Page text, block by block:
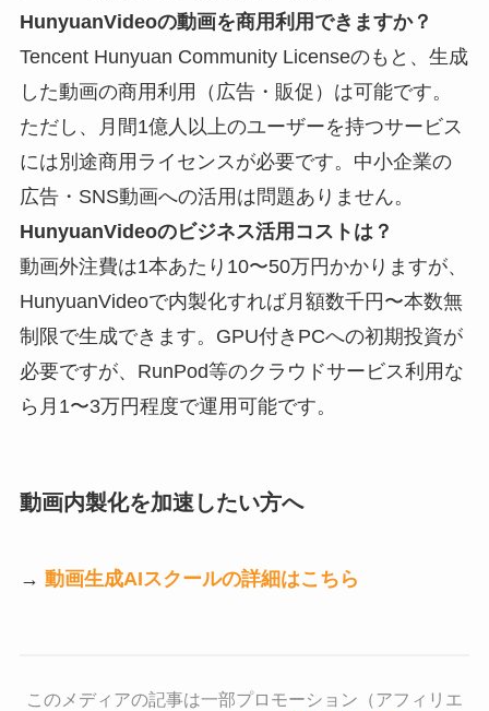
HunyuanVideoの動画を商用利用できますか？
Tencent Hunyuan Community Licenseのもと、生成
した動画の商用利用（広告・販促）は可能です。
ただし、月間1億人以上のユーザーを持つサービス
には別途商用ライセンスが必要です。中小企業の
広告・SNS動画への活用は問題ありません。
HunyuanVideoのビジネス活用コストは？
動画外注費は1本あたり10〜50万円かかりますが、
HunyuanVideoで内製化すれば月額数千円〜本数無
制限で生成できます。GPU付きPCへの初期投資が
必要ですが、RunPod等のクラウドサービス利用な
ら月1〜3万円程度で運用可能です。
動画内製化を加速したい方へ
→ 動画生成AIスクールの詳細はこちら
このメディアの記事は一部プロモーション（アフィリエ